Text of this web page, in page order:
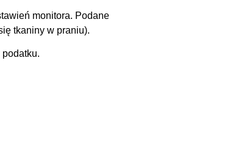
monitora. Podane
tkaniny w praniu).